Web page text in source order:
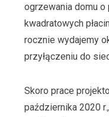
ogrzewania domu
kwadratowych
rocznie wydajemy
przyłączeniu do
Skoro prace
października 2020